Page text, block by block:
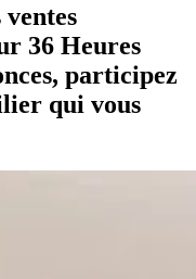
36 Heures
participez
qui vous